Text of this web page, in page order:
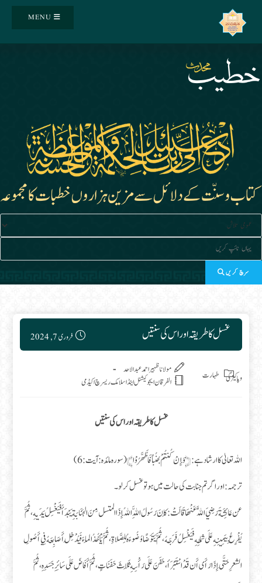
MENU
سرچ کریں
غسل کا طریقہ اور اس کی سنتیں Post published:
فروری 7, 2024
Post category:
طہارت وپاکیزگی
مولانا ظہیر احمد عبدالاحد
الفرقان ایجوکیشنل اینڈ اسلامک ریسرچ اکیڈمی
غسل کا طریقہ اور اس کی سنتیں
اللہ تعالیٰ کا ارشاد ہے: ﴿وَإِنْ كُنتُمْ جُنُباً فَاطَّهَّرُوْا﴾ (سوره مائده: آیت: 6)
ترجمہ: اور اگر تم جنابت کی حالت میں ہو تو غسل کر لو۔
عن عَائِشَةَ رَضِيَ اللَّهُ عَنْهَا قَالَتْ : كَانَ رَسُولُ اللَّهِ اللهُ إِذَا المتسل مِنَ الجَنَابَةِ يَبْدَأُ فَيَغْسِلُ يَدَيهِ، ثُمَّ
يُفْرِعُ بِيَمِينِهِ عَلَى شِمَالِهِ فَيَغْسِلُ فَرَجَهُ، ثُمَّ يَتَوَضًا وُضُوءَهُ لِلصَّلاةِ، ثُمَّ يَأْخُذُ المَاءَ فَيُدْخِلُ أَصَابِعَهُ فِي أَصُولِ
الشعرِ حَتَّى إِذَا رَأَى أَن قَدْ اسْتَبْرَأ، حَفَنَ عَلَى رَأْسِهِ ثَلَاثَ حَفَنَاتٍ، ثُمَّ أَفَاضَ عَلَى سَائِرِ جَسَدِهِ، ثُمَّ